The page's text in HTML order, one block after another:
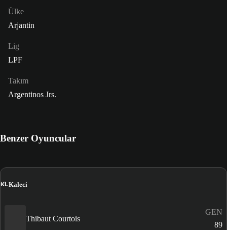
Ülke
Arjantin
Lig
LPF
Takım
Argentinos Jrs.
Benzer Oyuncular
KLKaleci
Thibaut Courtois
GEN
89